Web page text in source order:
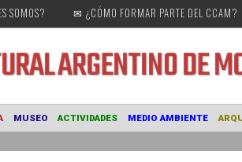
SOMOS? ✉ ¿CÓMO FORMAR PARTE DEL CCAM?
ARGENTINO
MUSEO ACTIVIDADES MEDIO